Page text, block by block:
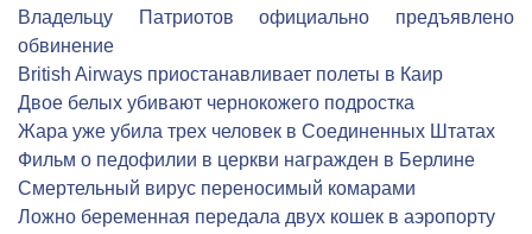
Владельцу Патриотов официально предъявлено
обвинение
British Airways приостанавливает полеты в Каир
Двое белых убивают чернокожего подростка
Жара уже убила трех человек в Соединенных Штатах
Фильм о педофилии в церкви награжден в Берлине
Смертельный вирус переносимый комарами
Ложно беременная передала двух кошек в аэропорту